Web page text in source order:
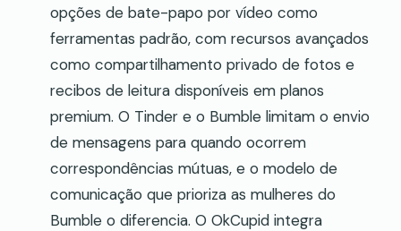
opções de bate-papo por vídeo como
ferramentas padrão, com recursos avançados
como compartilhamento privado de fotos e
recibos de leitura disponíveis em planos
premium. O Tinder e o Bumble limitam o envio
de mensagens para quando ocorrem
correspondências mútuas, e o modelo de
comunicação que prioriza as mulheres do
Bumble o diferencia. O OkCupid integra